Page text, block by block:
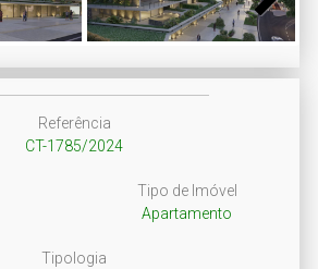
Next
Referência
CT-1785/2024
Tipo de Imóvel
Apartamento
Tipologia